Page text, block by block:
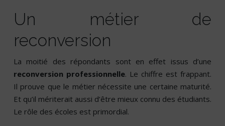
Un métier de
reconversion
La moitié des répondants sont en effet issus d’une
reconversion professionnelle. Le chiffre est frappant.
Il prouve que le métier nécessite une certaine maturité.
Et qu’il mériterait aussi d’être mieux connu des étudiants.
Le rôle des écoles est primordial.